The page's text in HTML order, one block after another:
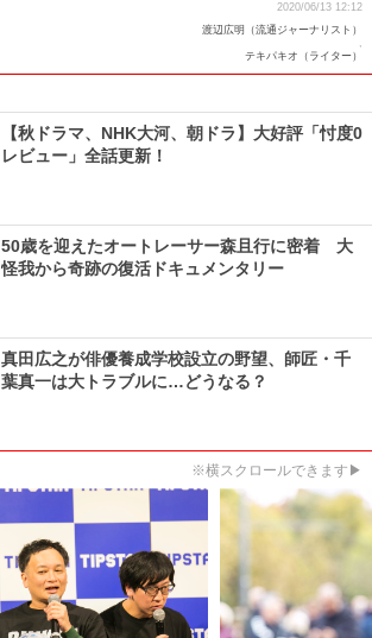
2020/06/13 12:12
渡辺広明（流通ジャーナリスト）
,
テキパキオ（ライター）
【秋ドラマ、NHK大河、朝ドラ】大好評「忖度0
レビュー」全話更新！
50歳を迎えたオートレーサー森且行に密着 大
怪我から奇跡の復活ドキュメンタリー
真田広之が俳優養成学校設立の野望、師匠・千
葉真一は大トラブルに…どうなる？
※横スクロールできます▶